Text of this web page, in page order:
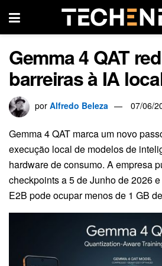
Gemma 4 QAT
barreiras à IA
por Alfredo Beleza 07/06/
Gemma 4 QAT marca um novo
execução local de modelos de
hardware de consumo. A empresa
checkpoints a 5 de Junho de 2026
E2B pode ocupar menos de 1 GB